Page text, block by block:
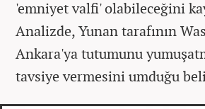
'emniyet valfi' olabileceğini
Analizde, Yunan tarafının
Ankara'ya tutumunu
tavsiye vermesini umduğu